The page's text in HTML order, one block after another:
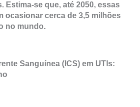
Estima-se que, até 2050, essas
ocasionar cerca de 3,5 milhões
no mundo.
Sanguínea (ICS) em UTIs: